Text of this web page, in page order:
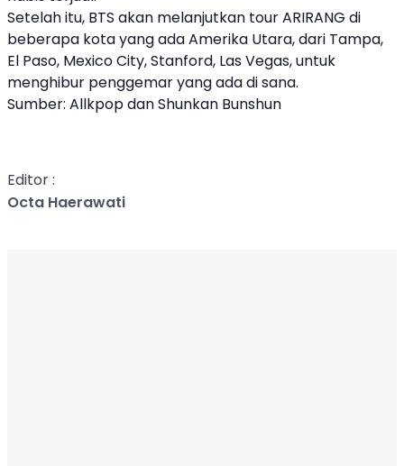
Setelah itu, BTS akan melanjutkan tour ARIRANG di
beberapa kota yang ada Amerika Utara, dari Tampa,
El Paso, Mexico City, Stanford, Las Vegas, untuk
menghibur penggemar yang ada di sana.
Sumber: Allkpop dan Shunkan Bunshun
Editor :
Octa Haerawati